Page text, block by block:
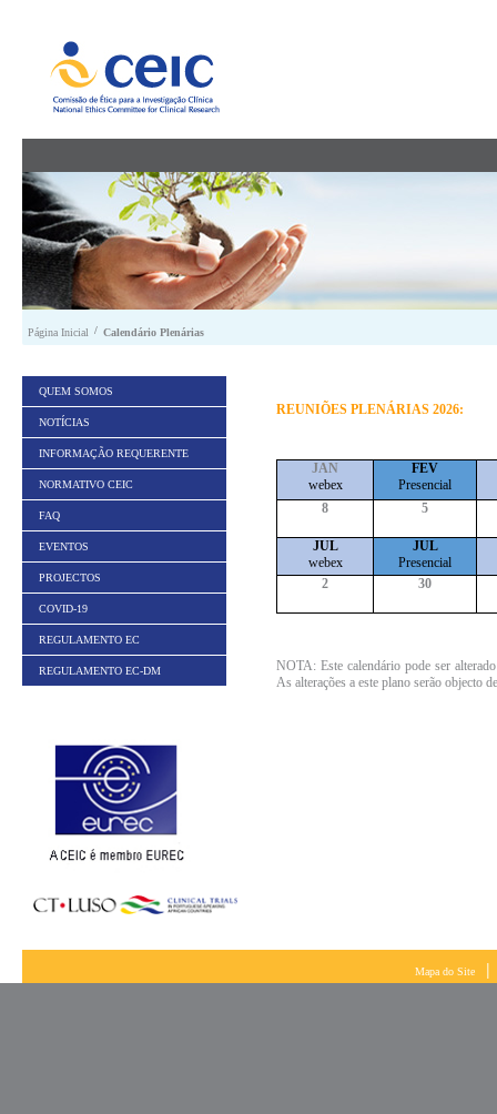
Página Inicial / Calendário Plenárias
QUEM SOMOS
NOTÍCIAS
INFORMAÇÃO REQUERENTE
NORMATIVO CEIC
FAQ
EVENTOS
PROJECTOS
COVID-19
REGULAMENTO EC
REGULAMENTO EC-DM
REUNIÕES PLENÁRIAS 2026:
JAN
webex
FEV
Presencial
8
5
JUL
webex
JUL
Presencial
2
30
NOTA: Este calendário pode ser
As alterações a este plano serão objecto
Mapa do Site |